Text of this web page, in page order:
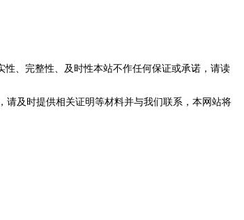
、完整性、及时性本站不作任何保证或承诺，请读
及时提供相关证明等材料并与我们联系，本网站将